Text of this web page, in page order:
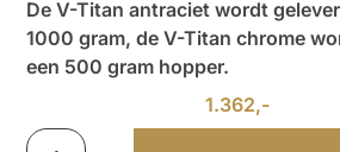
De V-Titan antraciet wordt
1000 gram, de V-Titan chrome
een 500 gram hopper.
1.362,-